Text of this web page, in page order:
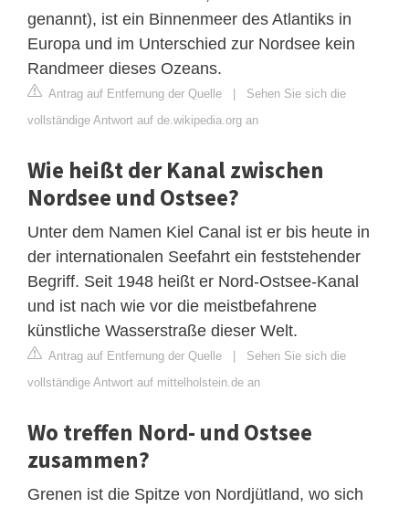
genannt), ist ein Binnenmeer des Atlantiks in
Europa und im Unterschied zur Nordsee kein
Randmeer dieses Ozeans.
Antrag auf Entfernung der Quelle | Sehen Sie sich die
vollständige Antwort auf de.wikipedia.org an
Wie heißt der Kanal zwischen
Nordsee und Ostsee?
Unter dem Namen Kiel Canal ist er bis heute in
der internationalen Seefahrt ein feststehender
Begriff. Seit 1948 heißt er Nord-Ostsee-Kanal
und ist nach wie vor die meistbefahrene
künstliche Wasserstraße dieser Welt.
Antrag auf Entfernung der Quelle | Sehen Sie sich die
vollständige Antwort auf mittelholstein.de an
Wo treffen Nord- und Ostsee
zusammen?
Grenen ist die Spitze von Nordjütland, wo sich